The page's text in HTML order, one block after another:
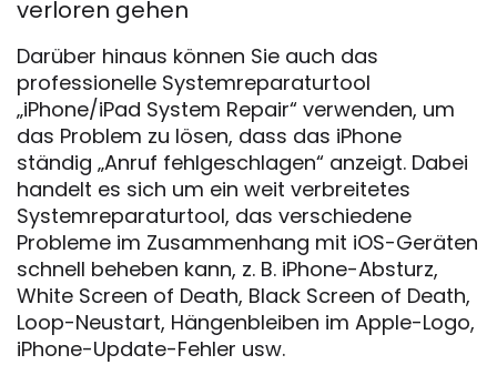
verloren gehen
Darüber hinaus können Sie auch das
professionelle Systemreparaturtool
„iPhone/iPad System Repair“ verwenden, um
das Problem zu lösen, dass das iPhone
ständig „Anruf fehlgeschlagen“ anzeigt. Dabei
handelt es sich um ein weit verbreitetes
Systemreparaturtool, das verschiedene
Probleme im Zusammenhang mit iOS-Geräten
schnell beheben kann, z. B. iPhone-Absturz,
White Screen of Death, Black Screen of Death,
Loop-Neustart, Hängenbleiben im Apple-Logo,
iPhone-Update-Fehler usw.